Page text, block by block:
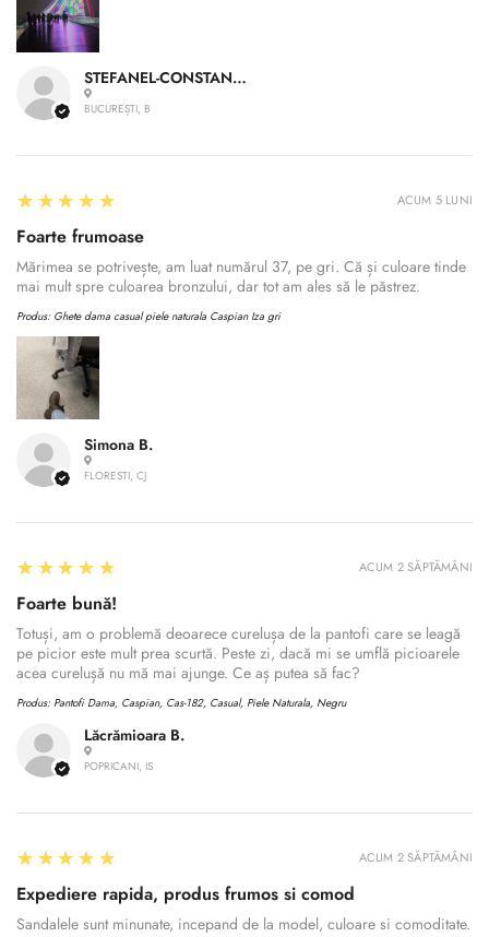
STEFANEL-CONSTANTIN A.
BUCUREȘTI, B
Simona B.
FLORESTI, CJ
5
★★★★★
Foarte frumoase
Mărimea se potrivește, am luat numărul 37, pe gri. Că și culoare tinde
mai mult spre culoarea bronzului, dar tot am ales să le păstrez.
Produs: Ghete dama casual piele naturala Caspian Iza gri
ACUM 5 LUNI
Lăcrămioara B.
POPRICANI, IS
5
★★★★★
Foarte bună!
Totuși, am o problemă deoarece curelușa de la pantofi care se leagă
pe picior este mult prea scurtă. Peste zi, dacă mi se umflă picioarele
acea curelușă nu mă mai ajunge. Ce aș putea să fac?
Produs: Pantofi Dama, Caspian, Cas-182, Casual, Piele Naturala, Negru
ACUM 2 SĂPTĂMÂNI
5
★★★★★
Expediere rapida, produs frumos si comod
Sandalele sunt minunate, incepand de la model, culoare si comoditate.
ACUM 2 SĂPTĂMÂNI